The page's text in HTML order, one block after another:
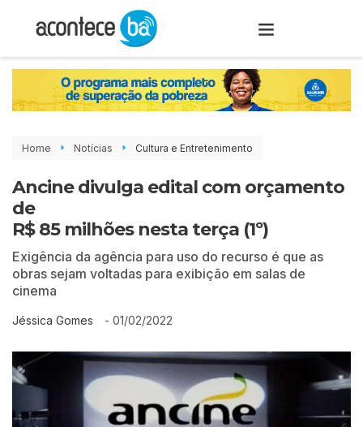
Home Notícias Cultura e Entretenimento
Ancine divulga edital com orçamento
de
R$ 85 milhões nesta terça (1º)
Exigência da agência para uso do recurso é que as
obras sejam voltadas para exibição em salas de
cinema
Jéssica Gomes - 01/02/2022